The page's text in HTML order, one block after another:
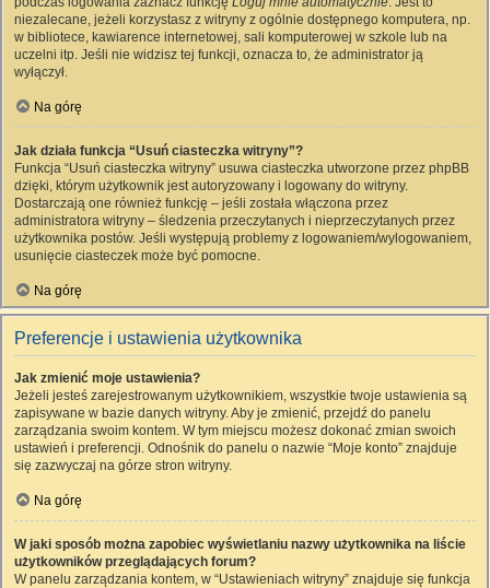
niezalecane, jeżeli korzystasz z witryny z ogólnie dostępnego komputera, np.
w bibliotece, kawiarence internetowej, sali komputerowej w szkole lub na
uczelni itp. Jeśli nie widzisz tej funkcji, oznacza to, że administrator ją
wyłączył.
Na górę
Jak działa funkcja “Usuń ciasteczka witryny”?
Funkcja “Usuń ciasteczka witryny” usuwa ciasteczka utworzone przez phpBB
dzięki, którym użytkownik jest autoryzowany i logowany do witryny.
Dostarczają one również funkcję – jeśli została włączona przez
administratora witryny – śledzenia przeczytanych i nieprzeczytanych przez
użytkownika postów. Jeśli występują problemy z logowaniem/wylogowaniem,
usunięcie ciasteczek może być pomocne.
Na górę
Preferencje i ustawienia użytkownika
Jak zmienić moje ustawienia?
Jeżeli jesteś zarejestrowanym użytkownikiem, wszystkie twoje ustawienia są
zapisywane w bazie danych witryny. Aby je zmienić, przejdź do panelu
zarządzania swoim kontem. W tym miejscu możesz dokonać zmian swoich
ustawień i preferencji. Odnośnik do panelu o nazwie “Moje konto” znajduje
się zazwyczaj na górze stron witryny.
Na górę
W jaki sposób można zapobiec wyświetlaniu nazwy użytkownika na liście
użytkowników przeglądających forum?
W panelu zarządzania kontem, w “Ustawieniach witryny” znajduje się funkcja